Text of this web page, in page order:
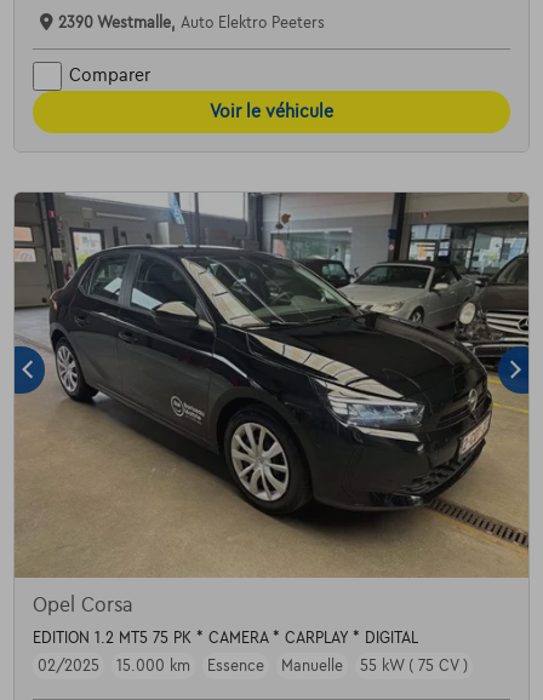
2390 Westmalle, Auto Elektro Peeters
Comparer
Voir le véhicule
Opel Corsa
EDITION 1.2 MT5 75 PK * CAMERA * CARPLAY * DIGITAL
02/2025
15.000 km Essence Manuelle 55 kW ( 75 CV )